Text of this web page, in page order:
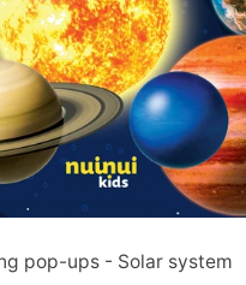
slide
pop-ups - Solar system